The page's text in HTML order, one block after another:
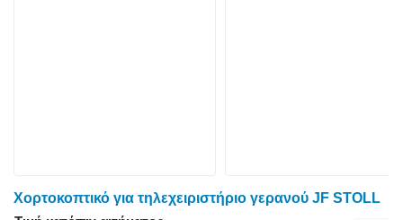
Χορτοκοπτικό για τηλεχειριστήριο γερανού JF STOLL